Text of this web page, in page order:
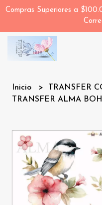
Compras Superiores a
Inicio TRANSFER
TRANSFER ALMA